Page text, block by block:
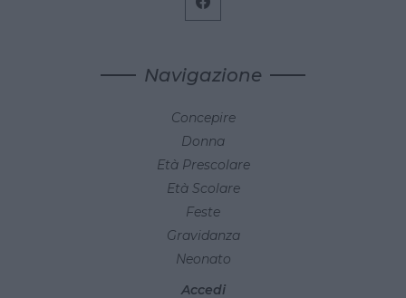
Navigazione
Concepire
Donna
Età Prescolare
Età Scolare
Feste
Gravidanza
Neonato
Accedi